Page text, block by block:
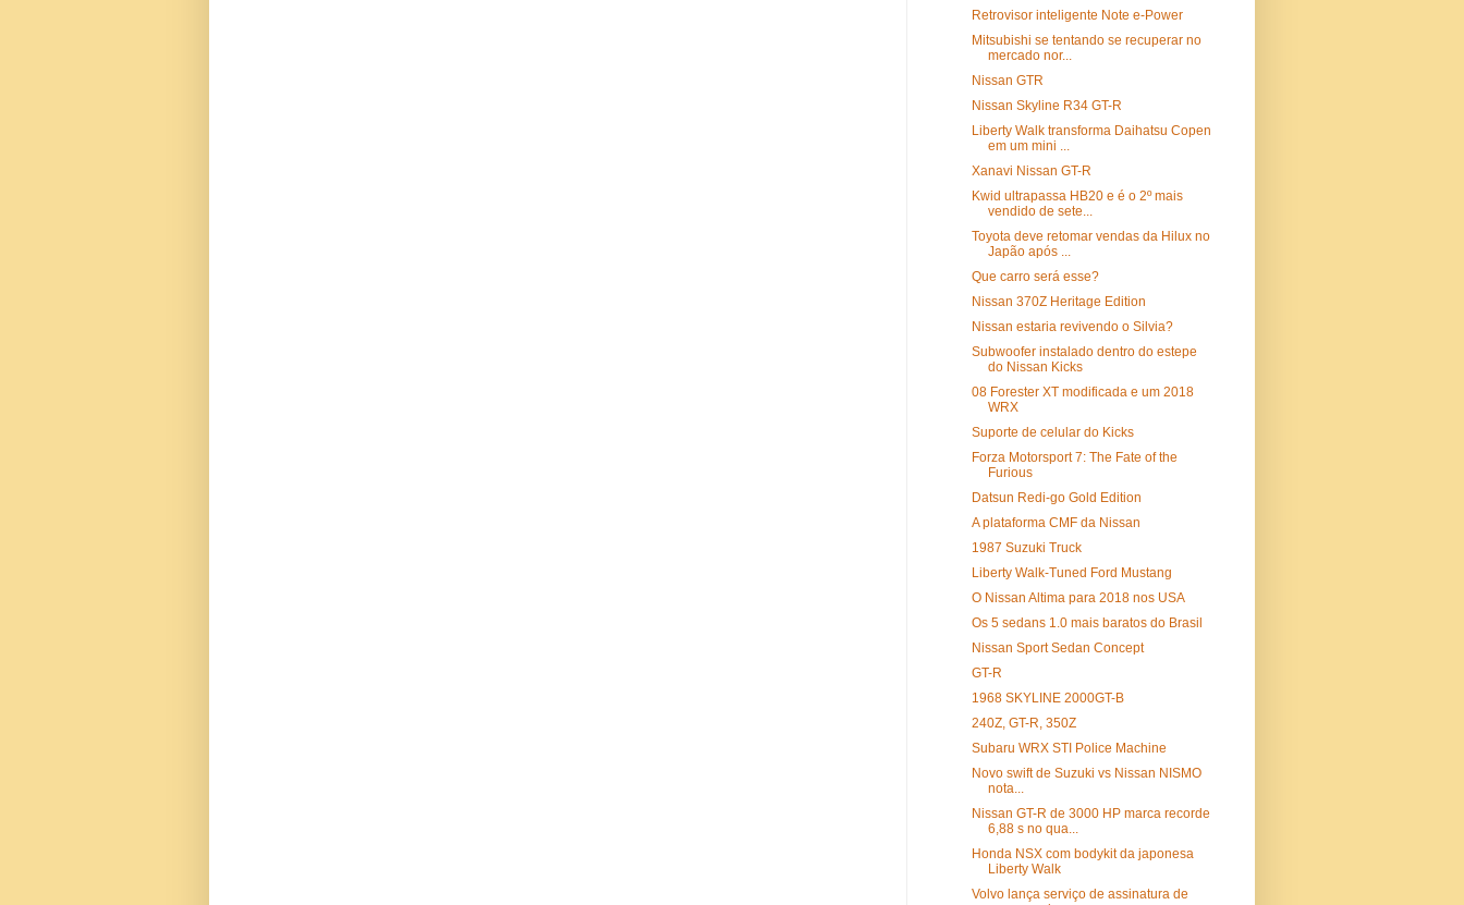
Retrovisor inteligente Note e-Power
Mitsubishi se tentando se recuperar no
mercado nor...
Nissan GTR
Nissan Skyline R34 GT-R
Liberty Walk transforma Daihatsu Copen
em um mini ...
Xanavi Nissan GT-R
Kwid ultrapassa HB20 e é o 2º mais
vendido de sete...
Toyota deve retomar vendas da Hilux no
Japão após ...
Que carro será esse?
Nissan 370Z Heritage Edition
Nissan estaria revivendo o Silvia?
Subwoofer instalado dentro do estepe
do Nissan Kicks
08 Forester XT modificada e um 2018
WRX
Suporte de celular do Kicks
Forza Motorsport 7: The Fate of the
Furious
Datsun Redi-go Gold Edition
A plataforma CMF da Nissan
1987 Suzuki Truck
Liberty Walk-Tuned Ford Mustang
O Nissan Altima para 2018 nos USA
Os 5 sedans 1.0 mais baratos do Brasil
Nissan Sport Sedan Concept
GT-R
1968 SKYLINE 2000GT-B
240Z, GT-R, 350Z
Subaru WRX STI Police Machine
Novo swift de Suzuki vs Nissan NISMO
nota...
Nissan GT-R de 3000 HP marca recorde
6,88 s no qua...
Honda NSX com bodykit da japonesa
Liberty Walk
Volvo lança serviço de assinatura de